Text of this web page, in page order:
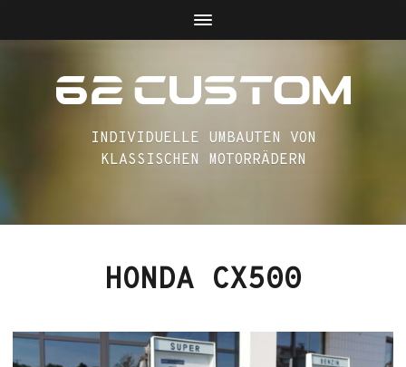
INDIVIDUELLE UMBAUTEN VON
KLASSISCHEN MOTORRÄDERN
HONDA CX500